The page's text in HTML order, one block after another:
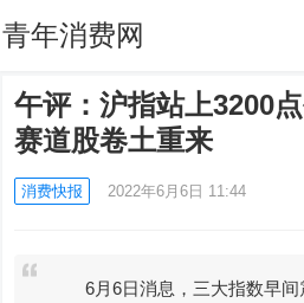
青年消费网
午评：沪指站上3200
赛道股卷土重来
消费快报 2022年6月6日 11:44
6月6日消息，三大指数早间